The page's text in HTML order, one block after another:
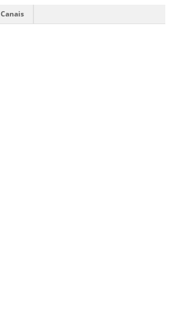
Canais